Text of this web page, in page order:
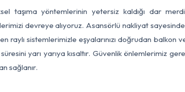
taşıma yöntemlerinin yetersiz kaldığı dar
devreye alıyoruz. Asansörlü nakliyat
raylı sistemlerimizle eşyalarınızı doğrudan
süresini yarı yarıya kısaltır. Güvenlik önlemlerimiz
sağlanır.